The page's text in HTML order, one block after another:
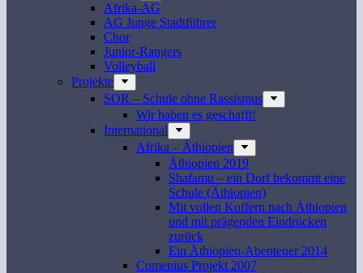
Afrika-AG
AG Junge Stadtführer
Chor
Junior-Rangers
Volleyball
Projekte
SOR – Schule ohne Rassismus
Wir haben es geschafft!
International
Afrika – Äthiopien
Äthiopien 2019
Shafamu – ein Dorf bekommt eine
Schule (Äthiopien)
Mit vollen Koffern nach Äthiopien
und mit prägenden Eindrücken
zurück
Ein Äthiopien-Abenteuer 2014
Comenius Projekt 2007